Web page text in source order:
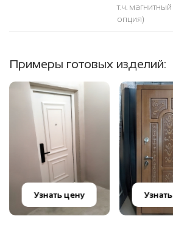
т.ч.
опция)
Примеры готовых изделий:
Узнать цену